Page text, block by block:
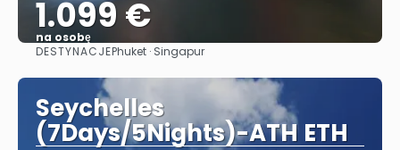
1.099 €
na osobę
Zobacz
DESTYNACJEPhuket · Singapur
Seychelles
(7Days/5Nights)-ATH ETH